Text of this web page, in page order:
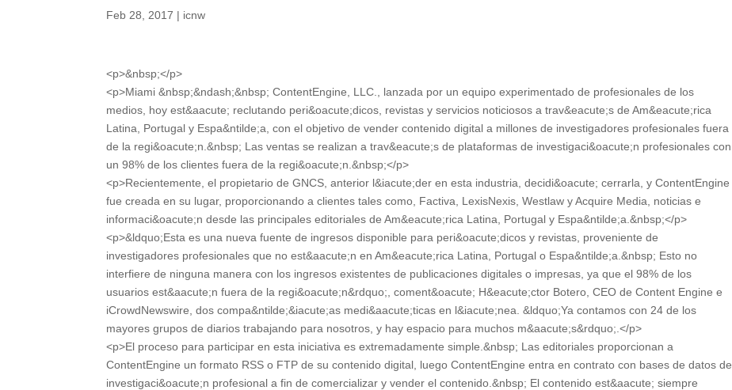
Feb 28, 2017 | icnw
<p>&nbsp;</p>
<p>Miami &nbsp;&ndash;&nbsp; ContentEngine, LLC., lanzada por un equipo experimentado de profesionales de los
medios, hoy est&aacute; reclutando peri&oacute;dicos, revistas y servicios noticiosos a trav&eacute;s de Am&eacute;rica
Latina, Portugal y Espa&ntilde;a, con el objetivo de vender contenido digital a millones de investigadores profesionales fuera
de la regi&oacute;n.&nbsp; Las ventas se realizan a trav&eacute;s de plataformas de investigaci&oacute;n profesionales con
un 98% de los clientes fuera de la regi&oacute;n.&nbsp;</p>
<p>Recientemente, el propietario de GNCS, anterior l&iacute;der en esta industria, decidi&oacute; cerrarla, y ContentEngine
fue creada en su lugar, proporcionando a clientes tales como, Factiva, LexisNexis, Westlaw y Acquire Media, noticias e
informaci&oacute;n desde las principales editoriales de Am&eacute;rica Latina, Portugal y Espa&ntilde;a.&nbsp;</p>
<p>&ldquo;Esta es una nueva fuente de ingresos disponible para peri&oacute;dicos y revistas, proveniente de
investigadores profesionales que no est&aacute;n en Am&eacute;rica Latina, Portugal o Espa&ntilde;a.&nbsp; Esto no
interfiere de ninguna manera con los ingresos existentes de publicaciones digitales o impresas, ya que el 98% de los
usuarios est&aacute;n fuera de la regi&oacute;n&rdquo;, coment&oacute; H&eacute;ctor Botero, CEO de Content Engine e
iCrowdNewswire, dos compa&ntilde;&iacute;as medi&aacute;ticas en l&iacute;nea. &ldquo;Ya contamos con 24 de los
mayores grupos de diarios trabajando para nosotros, y hay espacio para muchos m&aacute;s&rdquo;.</p>
<p>El proceso para participar en esta iniciativa es extremadamente simple.&nbsp; Las editoriales proporcionan a
ContentEngine un formato RSS o FTP de su contenido digital, luego ContentEngine entra en contrato con bases de datos de
investigaci&oacute;n profesional a fin de comercializar y vender el contenido.&nbsp; El contenido est&aacute; siempre